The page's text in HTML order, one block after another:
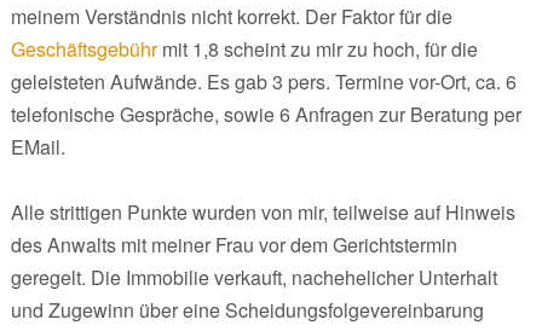
meinem Verständnis nicht korrekt. Der Faktor für die
Geschäftsgebührmit 1,8 scheint zu mir zu hoch, für die
geleisteten Aufwände. Es gab 3 pers. Termine vor-Ort, ca. 6
telefonische Gespräche, sowie 6 Anfragen zur Beratung per
EMail.
Alle strittigen Punkte wurden von mir, teilweise auf Hinweis
des Anwalts mit meiner Frau vor dem Gerichtstermin
geregelt. Die Immobilie verkauft, nachehelicher Unterhalt
und Zugewinn über eine Scheidungsfolgevereinbarung